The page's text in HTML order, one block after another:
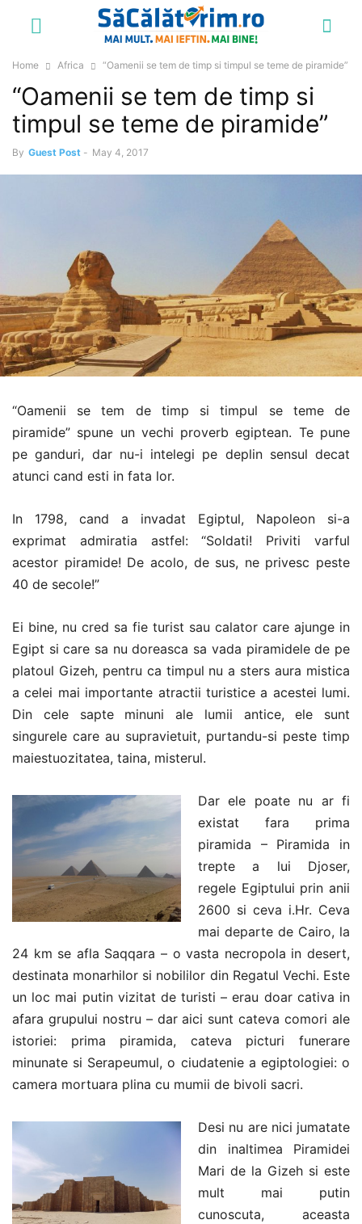
Home Africa “Oamenii se tem de timp si timpul se teme de piramide”
“Oamenii se tem de timp si
timpul se teme de piramide”
By Guest Post - May 4, 2017
“Oamenii se tem de timp si timpul se teme de
piramide” spune un vechi proverb egiptean. Te pune
pe ganduri, dar nu-i intelegi pe deplin sensul decat
atunci cand esti in fata lor.
In 1798, cand a invadat Egiptul, Napoleon si-a
exprimat admiratia astfel: “Soldati! Priviti varful
acestor piramide! De acolo, de sus, ne privesc peste
40 de secole!”
Ei bine, nu cred sa fie turist sau calator care ajunge in
Egipt si care sa nu doreasca sa vada piramidele de pe
platoul Gizeh, pentru ca timpul nu a sters aura mistica
a celei mai importante atractii turistice a acestei lumi.
Din cele sapte minuni ale lumii antice, ele sunt
singurele care au supravietuit, purtandu-si peste timp
maiestuozitatea, taina, misterul.
Dar ele poate nu ar fi
existat fara prima
piramida – Piramida in
trepte a lui Djoser,
regele Egiptului prin anii
2600 si ceva i.Hr. Ceva
mai departe de Cairo, la
24 km se afla Saqqara – o vasta necropola in desert,
destinata monarhilor si nobililor din Regatul Vechi. Este
un loc mai putin vizitat de turisti – erau doar cativa in
afara grupului nostru – dar aici sunt cateva comori ale
istoriei: prima piramida, cateva picturi funerare
minunate si Serapeumul, o ciudatenie a egiptologiei: o
camera mortuara plina cu mumii de bivoli sacri.
Desi nu are nici jumatate
din inaltimea Piramidei
Mari de la Gizeh si este
mult mai putin
cunoscuta, aceasta